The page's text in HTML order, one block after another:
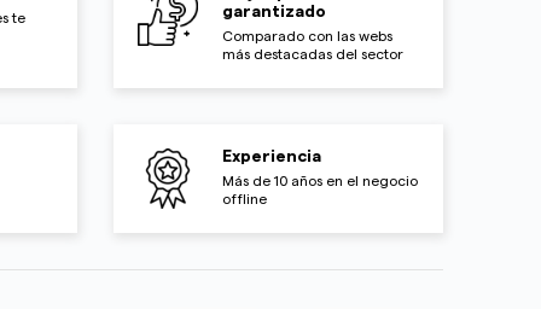
te
garantizado
Comparado con las webs
más destacadas del sector
Experiencia
Más de 10 años en el negocio
offline